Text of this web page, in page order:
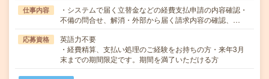
仕事内容
・システムで届く立替金などの経費支払申請の内容確認・
不備の問合せ、解消・外部から届く請求内容の確認、…
応募資格
英語力不要
・経費精算、支払い処理のご経験をお持ちの方・来年3月
末までの期間限定です。期間を満了いただける方